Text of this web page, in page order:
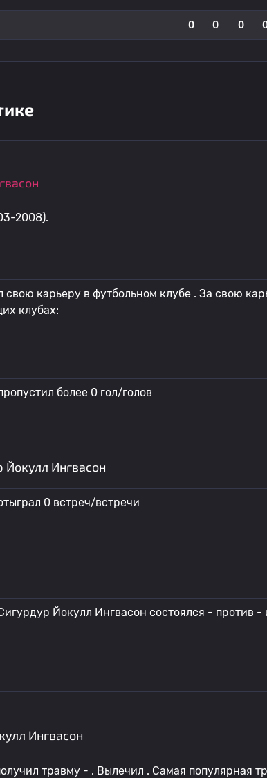
0 0 0
2008).
карьеру в футбольном клубе . За свою
клубах:
более 0 гол/голов
Йокулл Ингвасон
0 встреч/встречи
Йокулл Ингвасон состоялся - против -
Ингвасон
травму - . Вылечил . Самая популярная